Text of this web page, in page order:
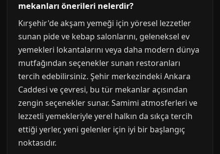
mekanları önerileri nelerdir?
Kırşehir'de akşam yemeği için yöresel lezzetler
sunan pide ve kebap salonlarını, geleneksel ev
yemekleri lokantalarını veya daha modern dünya
mutfağından seçenekler sunan restoranları
tercih edebilirsiniz. Şehir merkezindeki Ankara
Caddesi ve çevresi, bu tür mekanlar açısından
zengin seçenekler sunar. Samimi atmosferleri ve
lezzetli yemekleriyle yerel halkın da sıkça tercih
ettiği yerler, yeni gelenler için iyi bir başlangıç
noktasıdır.